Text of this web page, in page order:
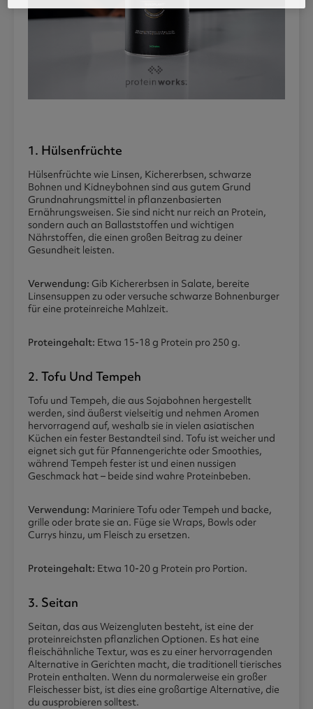
1. Hülsenfrüchte
Hülsenfrüchte wie Linsen, Kichererbsen, schwarze
Bohnen und Kidneybohnen sind aus gutem Grund
Grundnahrungsmittel in pflanzenbasierten
Ernährungsweisen. Sie sind nicht nur reich an Protein,
sondern auch an Ballaststoffen und wichtigen
Nährstoffen, die einen großen Beitrag zu deiner
Gesundheit leisten.
Verwendung: Gib Kichererbsen in Salate, bereite
Linsensuppen zu oder versuche schwarze Bohnenburger
für eine proteinreiche Mahlzeit.
Proteingehalt: Etwa 15-18 g Protein pro 250 g.
2. Tofu Und Tempeh
Tofu und Tempeh, die aus Sojabohnen hergestellt
werden, sind äußerst vielseitig und nehmen Aromen
hervorragend auf, weshalb sie in vielen asiatischen
Küchen ein fester Bestandteil sind. Tofu ist weicher und
eignet sich gut für Pfannengerichte oder Smoothies,
während Tempeh fester ist und einen nussigen
Geschmack hat – beide sind wahre Proteinbeben.
Verwendung: Mariniere Tofu oder Tempeh und backe,
grille oder brate sie an. Füge sie Wraps, Bowls oder
Currys hinzu, um Fleisch zu ersetzen.
Proteingehalt: Etwa 10-20 g Protein pro Portion.
3. Seitan
Seitan, das aus Weizengluten besteht, ist eine der
proteinreichsten pflanzlichen Optionen. Es hat eine
fleischähnliche Textur, was es zu einer hervorragenden
Alternative in Gerichten macht, die traditionell tierisches
Protein enthalten. Wenn du normalerweise ein großer
Fleischesser bist, ist dies eine großartige Alternative, die
du ausprobieren solltest.